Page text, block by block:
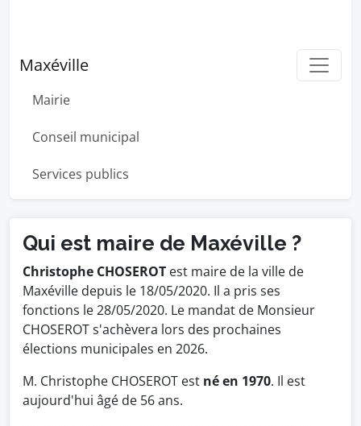
Maxéville
Mairie
Conseil municipal
Services publics
Qui est maire de Maxéville ?
Christophe CHOSEROT est maire de la ville de
Maxéville depuis le 18/05/2020. Il a pris ses
fonctions le 28/05/2020. Le mandat de Monsieur
CHOSEROT s'achèvera lors des prochaines
élections municipales en 2026.
M. Christophe CHOSEROT est né en 1970. Il est
aujourd'hui âgé de 56 ans.